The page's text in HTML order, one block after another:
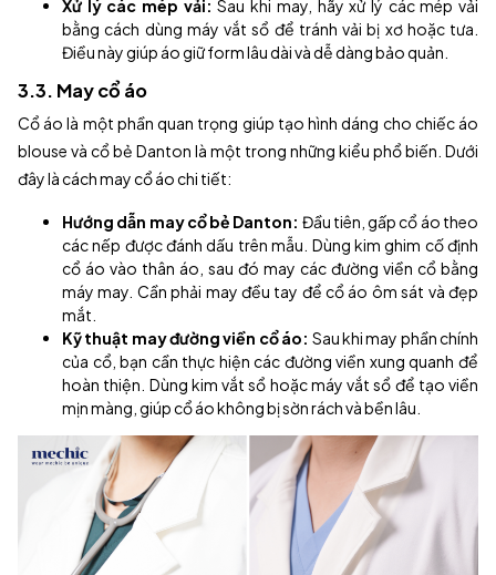
Xử lý các mép vải:Sau khi may, hãy xử lý các mép vải
bằng cách dùng máy vắt sổ để tránh vải bị xơ hoặc tưa.
Điều này giúp áo giữ form lâu dài và dễ dàng bảo quản.
3.3. May cổ áo
Cổ áo là một phần quan trọng giúp tạo hình dáng cho chiếc áo
blouse và cổ bẻ Danton là một trong những kiểu phổ biến. Dưới
đây là cách may cổ áo chi tiết:
Hướng dẫn may cổ bẻ Danton: Đầu tiên, gấp cổ áo theo
các nếp được đánh dấu trên mẫu. Dùng kim ghim cố định
cổ áo vào thân áo, sau đó may các đường viền cổ bằng
máy may. Cần phải may đều tay để cổ áo ôm sát và đẹp
mắt.
Kỹ thuật may đường viền cổ áo: Sau khi may phần chính
của cổ, bạn cần thực hiện các đường viền xung quanh để
hoàn thiện. Dùng kim vắt sổ hoặc máy vắt sổ để tạo viền
mịn màng, giúp cổ áo không bị sờn rách và bền lâu.